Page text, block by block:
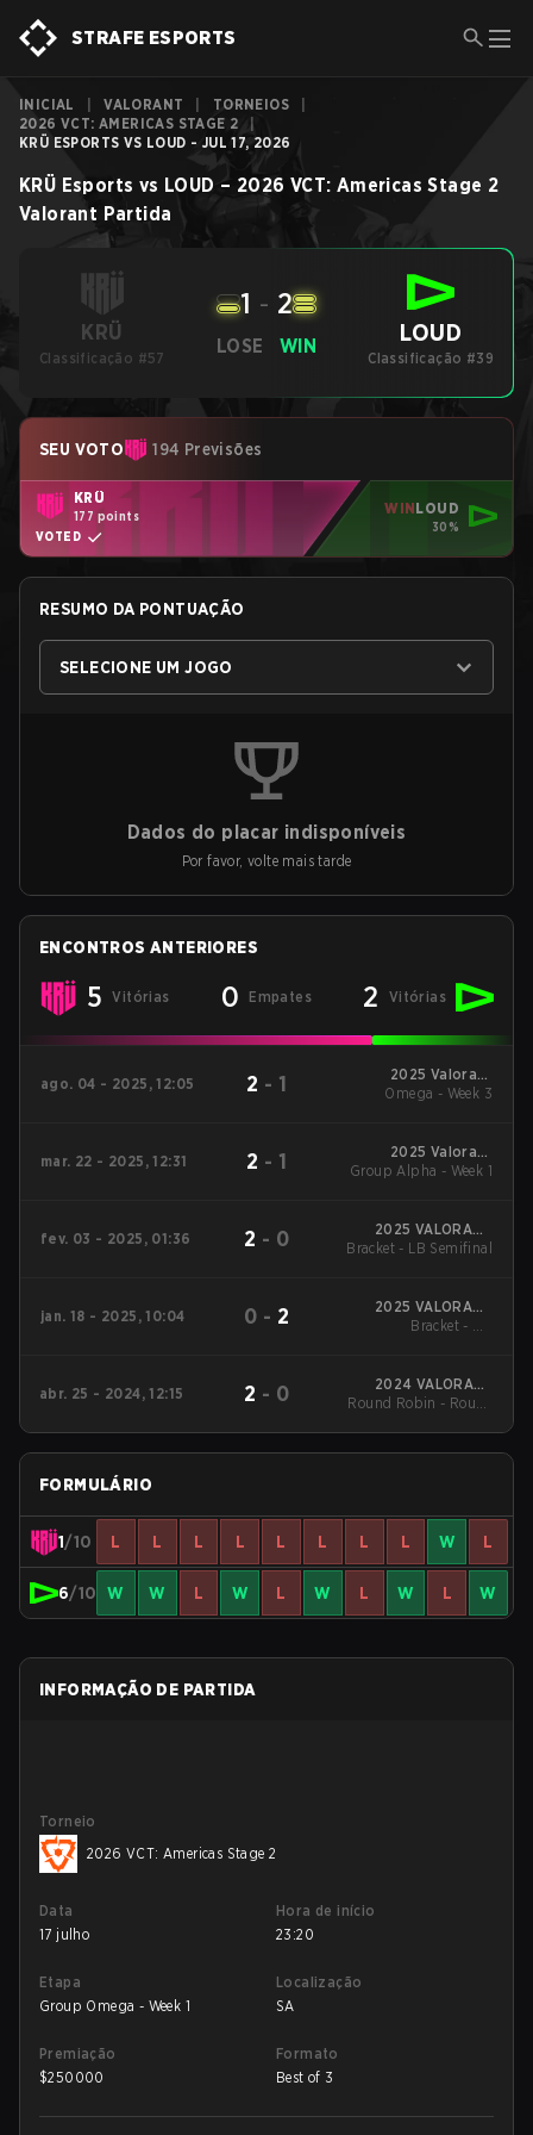
STRAFE ESPORTS
INICIAL VALORANT TORNEIOS
2026 VCT: AMERICAS STAGE 2
KRÜ ESPORTS VS LOUD - JUL 17, 2026
KRÜ Esports vs LOUD – 2026 VCT: Americas Stage 2
Valorant Partida
KRÜ
Classificação #57
LOSE
1 - 2
WIN LOUD
Classificação #39
SEU VOTO 194 Previsões
KRÜ
177 points
VOTED
WINLOUD
30%
RESUMO DA PONTUAÇÃO
SELECIONE UM JOGO
Dados do placar indisponíveis
Por favor, volte mais tarde
ENCONTROS ANTERIORES
5 Vitórias 0 Empates 2 Vitórias
ago. 04 - 2025, 12:05 2 - 1
2025 Valorant
Champions Tour:
Omega - Week 3
mar. 22 - 2025, 12:31 2 - 1
2025 Valorant
Champions Tour:
Group Alpha - Week 1
fev. 03 - 2025, 01:36 2 - 0
2025 VALORANT
Champions Tour:
Bracket - LB Semifinal
jan. 18 - 2025, 10:04 0 - 2
2025 VALORANT
Champions Tour:
Bracket - UB
abr. 25 - 2024, 12:15 2 - 0
2024 VALORANT
Champions Tour:
Round Robin - Round
FORMULÁRIO
1/10 L L L L L L L L W L
6/10 W W L W L W L W L W
INFORMAÇÃO DE PARTIDA
Torneio
2026 VCT: Americas Stage 2
Data
17 julho
Hora de início
23:20
Etapa
Group Omega - Week 1
Localização
SA
Premiação
$250000
Formato
Best of 3